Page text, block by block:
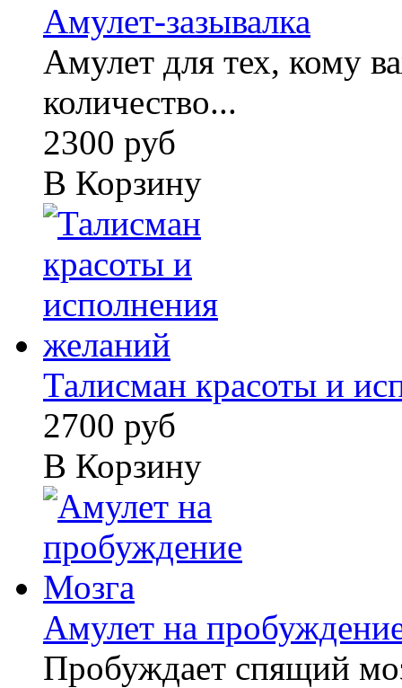
Амулет-зазывалка
Амулет для тех, кому
количество...
2300 руб
В Корзину
Талисман красоты и
2700 руб
В Корзину
Амулет на
Пробуждает спящий